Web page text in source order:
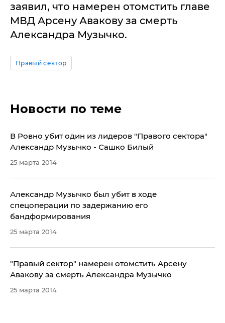
заявил, что намерен отомстить главе
МВД Арсену Авакову за смерть
Александра Музычко.
Правый сектор
Новости по теме
В Ровно убит один из лидеров "Правого сектора"
Александр Музычко - Сашко Билый
25 марта 2014
Александр Музычко был убит в ходе
спецоперации по задержанию его
бандформирования
25 марта 2014
"Правый сектор" намерен отомстить Арсену
Авакову за смерть Александра Музычко
25 марта 2014